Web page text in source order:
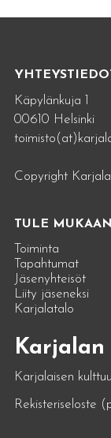
Käpylänkuja 1
00610 Helsinki
Copyright
TULE MUKAAN
Toiminta
Tapahtumat
Jäsenyhteisöt
Liity jäseneksi
Karjalatalo
Karjalaisen
Rekisteriseloste